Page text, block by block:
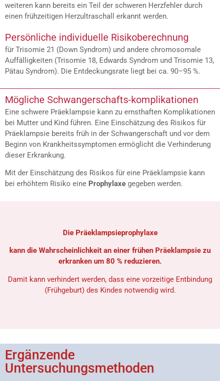
weiteren kann bereits ein Teil der schweren Herzfehler durch
einen frühzeitigen Herzultraschall erkannt werden.
Persönliche individuelle Risikoberechnung
für Trisomie 21 (Down Syndrom) und andere chromosomale
Auffälligkeiten (Trisomie 18, Edwards Syndrom und Trisomie 13,
Pätau Syndrom). Die Entdeckungsrate liegt bei ca. 90–95 %.
Mögliche Schwangerschafts-komplikationen
Eine schwere Präeklampsie kann zu ernsthaften Komplikationen
bei Mutter und Kind führen. Eine Einschätzung des Risikos für
Präeklampsie bereits früh in der Schwangerschaft und vor dem
Beginn von Krankheitssymptomen ermöglicht die Verhinderung
dieser Erkrankung.
Mit der Einschätzung des Risikos für eine Präeklampsie kann
bei erhöhtem Risiko eine Prophylaxe gegeben werden.
Die Präeklampsieprophylaxe
kann die Wahrscheinlichkeit an einer frühen Präeklampsie zu
erkranken um 80 % reduzieren.
Damit kann verhindert werden, dass eine vorzeitige Entbindung
(Frühgeburt) des Kindes notwendig wird.
Ergänzende
Untersuchungsmethoden